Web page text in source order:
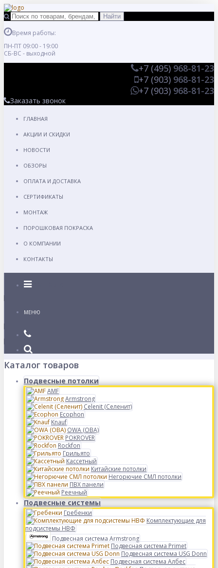
Время работы:
ПН-ПТ 09:00 - 19:00
СБ-ВС - выходной
+7 (495) 968-81-23
+7 (903) 968-81-23
+7 (903) 968-81-23
Заказать звонок
ГЛАВНАЯ
АКЦИИ И СКИДКИ
НОВОСТИ
ОБЗОРЫ
ОПЛАТА И ДОСТАВКА
СЕРТИФИКАТЫ
МОНТАЖ
ПОРОШКОВАЯ ПОКРАСКА
О КОМПАНИИ
КОНТАКТЫ
Каталог
МЕНЮ
Каталог товаров
Подвесные потолки
AMF
Armstrong
Celenit (Селенит)
Ecophon
Knauf
OWA (ОВА)
POKROVER
Rockfon
Грильято
Кассетный
Китайские потолки
Негорючие СМЛ потолки
ПВХ панели
Реечный
Подвесные системы
Гребенки
Комплектующие для
подсистемы НВФ
Подвесная система Armstrong
Подвесная система Primet
Подвесная система USG Donn
Подвесная система Албес